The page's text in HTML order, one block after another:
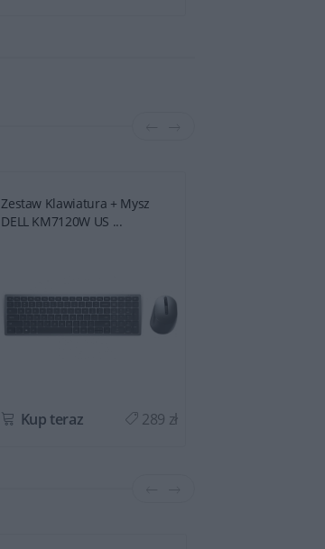
Zestaw Klawiatura + Mysz
DELL KM7120W US ...
Kup teraz 289 zł